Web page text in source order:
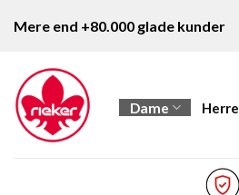
Mere end +80.000 glade kunder
Dame Herre